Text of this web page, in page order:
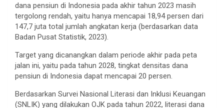
dana pensiun di Indonesia pada akhir tahun 2023 masih
tergolong rendah, yaitu hanya mencapai 18,94 persen dari
147,7 juta total jumlah angkatan kerja (berdasarkan data
Badan Pusat Statistik, 2023).
Target yang dicanangkan dalam periode akhir pada peta
jalan ini, yaitu pada tahun 2028, tingkat densitas dana
pensiun di Indonesia dapat mencapai 20 persen.
Berdasarkan Survei Nasional Literasi dan Inklusi Keuangan
(SNLIK) yang dilakukan OJK pada tahun 2022, literasi dana